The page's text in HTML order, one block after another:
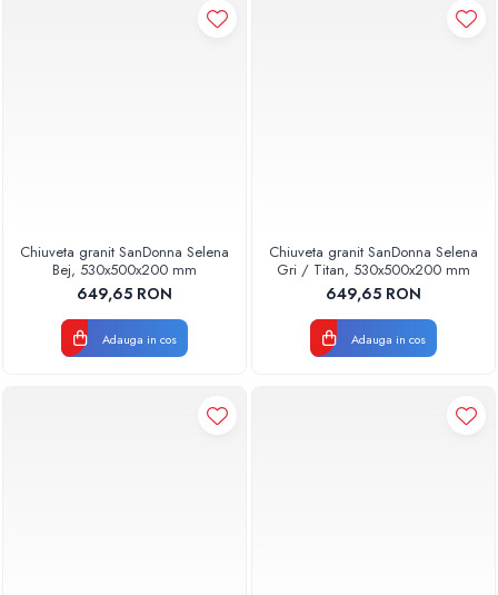
Chiuveta granit SanDonna Selena
Bej, 530x500x200 mm
649,65 RON
Adauga in cos
Chiuveta granit SanDonna Selena
Gri / Titan, 530x500x200 mm
649,65 RON
Adauga in cos